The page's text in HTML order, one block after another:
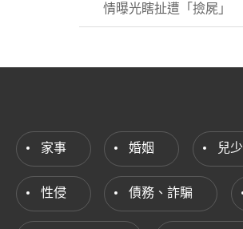
情曝光瞎扯遭「撿屍」
家事 婚姻 兒少
性侵 債務、詐騙